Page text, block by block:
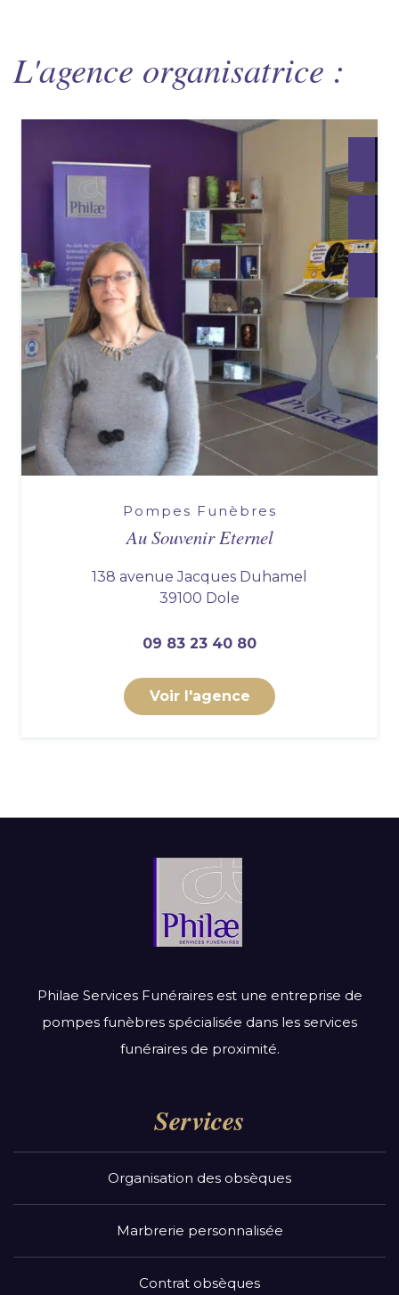
L'agence organisatrice :
Pompes Funèbres
Au Souvenir Eternel
138 avenue Jacques Duhamel
39100 Dole
09 83 23 40 80
Voir l'agence
Philae Services Funéraires est une entreprise de
pompes funèbres spécialisée dans les services
funéraires de proximité.
Services
Organisation des obsèques
Marbrerie personnalisée
Contrat obsèques